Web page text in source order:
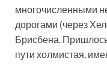
многочисленными
дорогами (через
Брисбена.
пути холмистая,